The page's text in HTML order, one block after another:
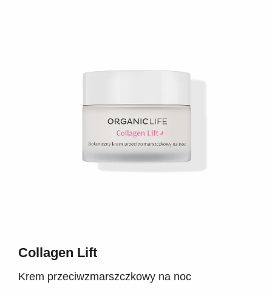
Collagen Lift
Krem przeciwzmarszczkowy na noc